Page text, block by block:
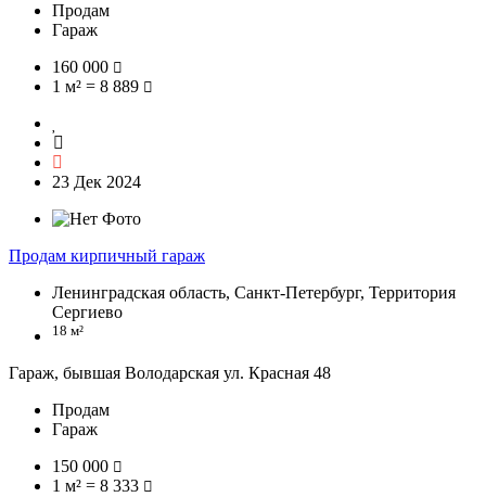
Продам
Гараж
160 000
1 м² = 8 889
23 Дек 2024
Продам кирпичный гараж
Ленинградская область, Санкт-Петербург, Территория
Сергиево
18 м²
Гараж, бывшая Володарская ул. Красная 48
Продам
Гараж
150 000
1 м² = 8 333